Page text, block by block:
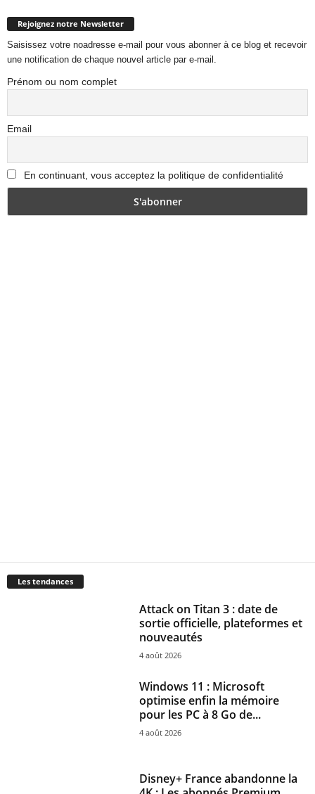
Rejoignez notre Newsletter
Saisissez votre noadresse e-mail pour vous abonner à ce blog et recevoir
une notification de chaque nouvel article par e-mail.
Prénom ou nom complet
Email
En continuant, vous acceptez la politique de confidentialité
Les tendances
Attack on Titan 3 : date de
sortie officielle, plateformes et
nouveautés
4 août 2026
Windows 11 : Microsoft
optimise enfin la mémoire
pour les PC à 8 Go de...
4 août 2026
Disney+ France abandonne la